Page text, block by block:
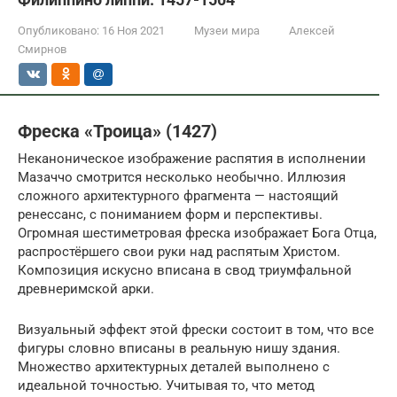
Опубликовано: 16 Ноя 2021 Музеи мира
Алексей
Смирнов
Фреска «Троица» (1427)
Неканоническое изображение распятия в исполнении
Мазаччо смотрится несколько необычно. Иллюзия
сложного архитектурного фрагмента — настоящий
ренессанс, с пониманием форм и перспективы.
Огромная шестиметровая фреска изображает Бога Отца,
распростёршего свои руки над распятым Христом.
Композиция искусно вписана в свод триумфальной
древнеримской арки.
Визуальный эффект этой фрески состоит в том, что все
фигуры словно вписаны в реальную нишу здания.
Множество архитектурных деталей выполнено с
идеальной точностью. Учитывая то, что метод